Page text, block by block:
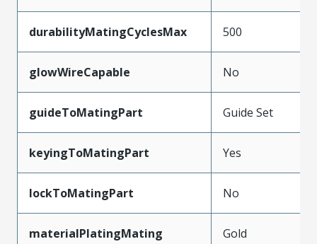
durabilityMatingCyclesMax 500
glowWireCapable No
guideToMatingPart Guide Set
keyingToMatingPart Yes
lockToMatingPart No
materialPlatingMating Gold